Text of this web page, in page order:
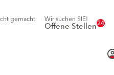
gemacht Wir suchen SIE!
Offene Stellen24